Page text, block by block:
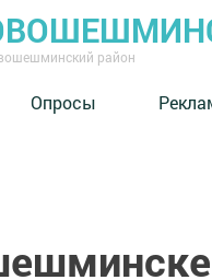
район
Опросы